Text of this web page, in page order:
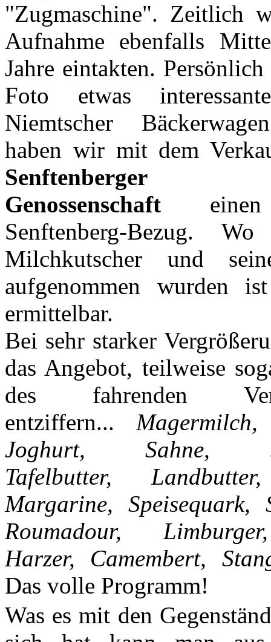
"Zugmaschine". Zeitlich
Aufnahme ebenfalls
Jahre eintakten.
Foto etwas
Niemtscher
haben wir mit dem
Senftenberger
Genossenschaft einen
Senftenberg-Bezug.
Milchkutscher und
aufgenommen wurden
ermittelbar.
Bei sehr starker
das Angebot, teilweise
des fahrenden
entziffern...
Joghurt, Sahne,
Tafelbutter,
Margarine, Speisequark,
Roumadour,
Harzer, Camembert,
Das volle Programm!
Was es mit den